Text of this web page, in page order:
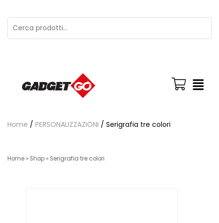
Home / PERSONALIZZAZIONI / Serigrafia tre colori
Home » Shop » Serigrafia tre colori